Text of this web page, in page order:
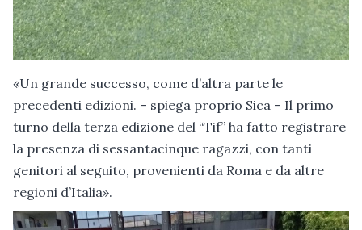
«Un grande successo, come d’altra parte le
precedenti edizioni. – spiega proprio Sica – Il primo
turno della terza edizione del “Tif” ha fatto registrare
la presenza di sessantacinque ragazzi, con tanti
genitori al seguito, provenienti da Roma e da altre
regioni d’Italia».